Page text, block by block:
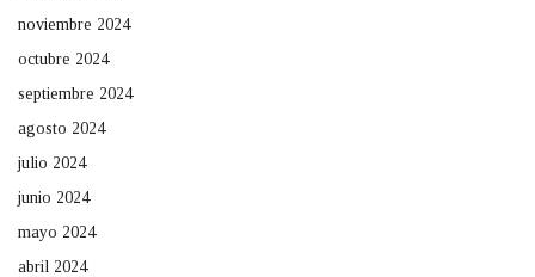
noviembre 2024
octubre 2024
septiembre 2024
agosto 2024
julio 2024
junio 2024
mayo 2024
abril 2024